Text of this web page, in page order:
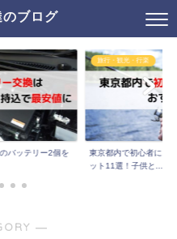
ブログ
バッテリー2個を
旅行・観光・行楽
東京都内で初心者にお
ット11選！子供と...
―